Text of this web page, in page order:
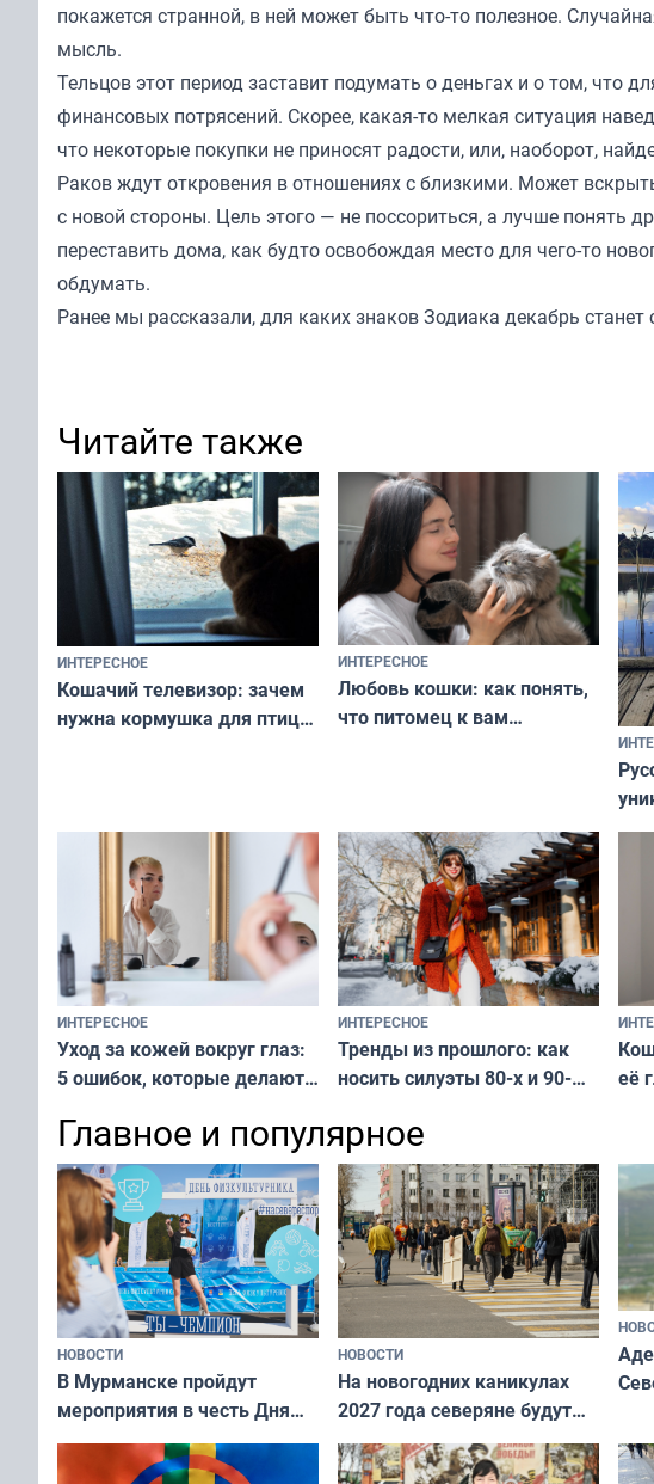
покажется странной, в ней может быть что-то полезное.
мысль.
Тельцов этот период заставит подумать о деньгах и о том, что
финансовых потрясений. Скорее, какая-то мелкая ситуация
что некоторые покупки не приносят радости, или, наоборот,
Раков ждут откровения в отношениях с близкими. Может
с новой стороны. Цель этого — не поссориться, а лучше понять
переставить дома, как будто освобождая место для чего-то
обдумать.
Ранее мы рассказали, для каких знаков Зодиака декабрь
Читайте также
ИНТЕРЕСНОЕ
Кошачий телевизор: зачем
нужна кормушка для птиц
ИНТЕРЕСНОЕ
Любовь кошки: как понять,
что питомец к вам
и
ИНТЕРЕСНОЕ
Уход за кожей вокруг глаз:
5 ошибок, которые делают
и вернуть свежий взгляд
без дорогих средств
ИНТЕРЕСНОЕ
Тренды из прошлого: как
носить силуэты 80-х и 90-
современно и стильно без
переплат
её
Главное и популярное
НОВОСТИ
В Мурманске пройдут
мероприятия в честь Дня
физкультурника
НОВОСТИ
На новогодних каникулах
2027 года северяне будут
отдыхать 11 дней
а
ты